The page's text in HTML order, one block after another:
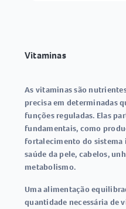
Vitaminas
As vitaminassão
precisa em determinadas
funções reguladas. Elas
fundamentais, como
fortalecimento do
saúde da pele, cabelos,
metabolismo.
Uma alimentação
quantidade necessária de